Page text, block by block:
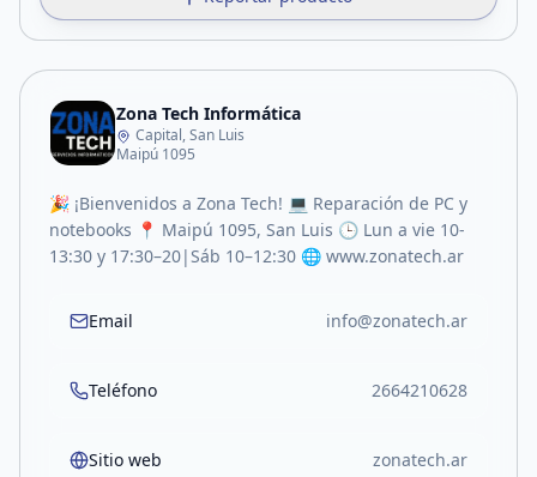
Zona Tech Informática
Capital, San Luis
Maipú 1095
🎉 ¡Bienvenidos a Zona Tech! 💻 Reparación de PC y
notebooks 📍 Maipú 1095, San Luis 🕒 Lun a vie 10-
13:30 y 17:30–20|Sáb 10–12:30 🌐 www.zonatech.ar
Email info@zonatech.ar
Teléfono 2664210628
Sitio web zonatech.ar